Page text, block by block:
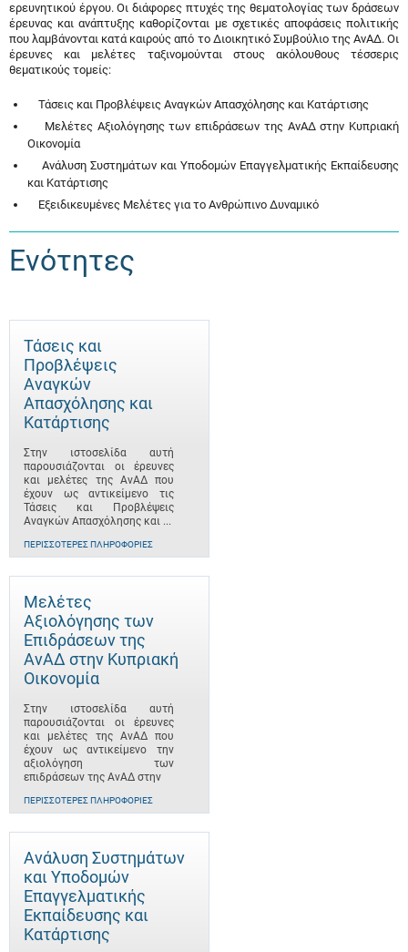
ερευνητικού έργου. Οι διάφορες πτυχές της θεματολογίας των δράσεων
έρευνας και ανάπτυξης καθορίζονται με σχετικές αποφάσεις πολιτικής
που λαμβάνονται κατά καιρούς από το Διοικητικό Συμβούλιο της ΑνΑΔ. Οι
έρευνες και μελέτες ταξινομούνται στους ακόλουθους τέσσερις
θεματικούς τομείς:
Τάσεις και Προβλέψεις Αναγκών Απασχόλησης και Κατάρτισης
Μελέτες Αξιολόγησης των επιδράσεων της ΑνΑΔ στην Κυπριακή
Οικονομία
Ανάλυση Συστημάτων και Υποδομών Επαγγελματικής Εκπαίδευσης
και Κατάρτισης
Εξειδικευμένες Μελέτες για το Ανθρώπινο Δυναμικό
Ενότητες
Τάσεις και
Προβλέψεις
Αναγκών
Απασχόλησης και
Κατάρτισης
Στην ιστοσελίδα αυτή
παρουσιάζονται οι έρευνες
και μελέτες της ΑνΑΔ που
έχουν ως αντικείμενο τις
Τάσεις και Προβλέψεις
Αναγκών Απασχόλησης και ...
ΠΕΡΙΣΣΌΤΕΡΕΣ ΠΛΗΡΟΦΟΡΊΕΣ
Μελέτες
Αξιολόγησης των
Επιδράσεων της
ΑνΑΔ στην Κυπριακή
Οικονομία
Στην ιστοσελίδα αυτή
παρουσιάζονται οι έρευνες
και μελέτες της ΑνΑΔ που
έχουν ως αντικείμενο την
αξιολόγηση των
επιδράσεων της ΑνΑΔ στην
ΠΕΡΙΣΣΌΤΕΡΕΣ ΠΛΗΡΟΦΟΡΊΕΣ
Ανάλυση Συστημάτων
και Υποδομών
Επαγγελματικής
Εκπαίδευσης και
Κατάρτισης